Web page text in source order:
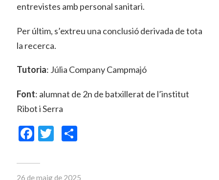
entrevistes amb personal sanitari.
Per últim, s’extreu una conclusió derivada de tota
la recerca.
Tutoria: Júlia Company Campmajó
Font: alumnat de 2n de batxillerat de l’institut
Ribot i Serra
Facebook
TwitterComparteix
26 de maig de 2025